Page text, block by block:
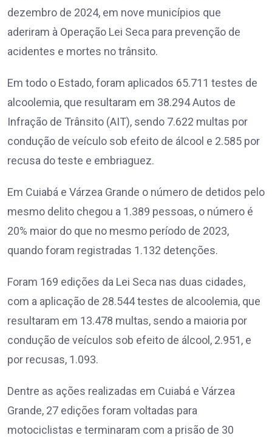
dezembro de 2024, em nove municípios que
aderiram à Operação Lei Seca para prevenção de
acidentes e mortes no trânsito.
Em todo o Estado, foram aplicados 65.711 testes de
alcoolemia, que resultaram em 38.294 Autos de
Infração de Trânsito (AIT), sendo 7.622 multas por
condução de veículo sob efeito de álcool e 2.585 por
recusa do teste e embriaguez.
Em Cuiabá e Várzea Grande o número de detidos pelo
mesmo delito chegou a 1.389 pessoas, o número é
20% maior do que no mesmo período de 2023,
quando foram registradas 1.132 detenções.
Foram 169 edições da Lei Seca nas duas cidades,
com a aplicação de 28.544 testes de alcoolemia, que
resultaram em 13.478 multas, sendo a maioria por
condução de veículos sob efeito de álcool, 2.951, e
por recusas, 1.093.
Dentre as ações realizadas em Cuiabá e Várzea
Grande, 27 edições foram voltadas para
motociclistas e terminaram com a prisão de 30